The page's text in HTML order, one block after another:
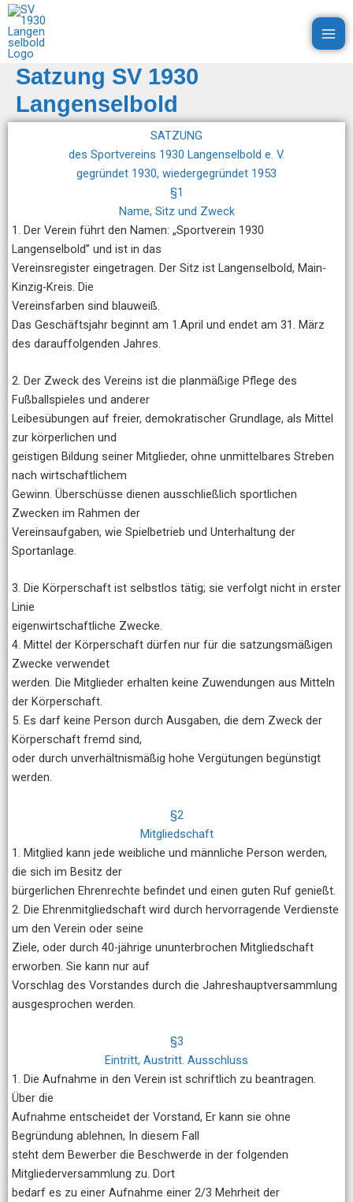
Zum
Inhalt
springen
Satzung SV 1930
Langenselbold
SATZUNG
des Sportvereins 1930 Langenselbold e. V.
gegründet 1930, wiedergegründet 1953
§1
Name, Sitz und Zweck
1. Der Verein führt den Namen: „Sportverein 1930
Langenselbold” und ist in das
Vereinsregister eingetragen. Der Sitz ist Langenselbold, Main-
Kinzig-Kreis. Die
Vereinsfarben sind blauweiß.
Das Geschäftsjahr beginnt am 1.April und endet am 31. März
des darauffolgenden Jahres.
2. Der Zweck des Vereins ist die planmäßige Pflege des
Fußballspieles und anderer
Leibesübungen auf freier, demokratischer Grundlage, als Mittel
zur körperlichen und
geistigen Bildung seiner Mitglieder, ohne unmittelbares Streben
nach wirtschaftlichem
Gewinn. Überschüsse dienen ausschließlich sportlichen
Zwecken im Rahmen der
Vereinsaufgaben, wie Spielbetrieb und Unterhaltung der
Sportanlage.
3. Die Körperschaft ist selbstlos tätig; sie verfolgt nicht in erster
Linie
eigenwirtschaftliche Zwecke.
4. Mittel der Körperschaft dürfen nur für die satzungsmäßigen
Zwecke verwendet
werden. Die Mitglieder erhalten keine Zuwendungen aus Mitteln
der Körperschaft.
5. Es darf keine Person durch Ausgaben, die dem Zweck der
Körperschaft fremd sind,
oder durch unverhältnismäßig hohe Vergütungen begünstigt
werden.
§2
Mitgliedschaft
1. Mitglied kann jede weibliche und männliche Person werden,
die sich im Besitz der
bürgerlichen Ehrenrechte befindet und einen guten Ruf genießt.
2. Die Ehrenmitgliedschaft wird durch hervorragende Verdienste
um den Verein oder seine
Ziele, oder durch 40-jährige ununterbrochen Mitgliedschaft
erworben. Sie kann nur auf
Vorschlag des Vorstandes durch die Jahreshauptversammlung
ausgesprochen werden.
§3
Eintritt, Austritt. Ausschluss
1. Die Aufnahme in den Verein ist schriftlich zu beantragen.
Über die
Aufnahme entscheidet der Vorstand, Er kann sie ohne
Begründung ablehnen, In diesem Fall
steht dem Bewerber die Beschwerde in der folgenden
Mitgliederversammlung zu. Dort
bedarf es zu einer Aufnahme einer 2/3 Mehrheit der